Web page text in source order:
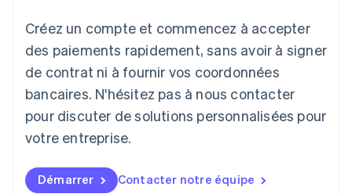
Créez un compte et commencez à accepter
des paiements rapidement, sans avoir à signer
de contrat ni à fournir vos coordonnées
bancaires. N'hésitez pas à nous contacter
pour discuter de solutions personnalisées pour
votre entreprise.
Démarrer Contacter notre équipe
Lettonie
English
Liechtenstein
DeutschEnglish
Lituanie
Luxembourg
FrançaisDeutschEnglish
English简体中文
Malte